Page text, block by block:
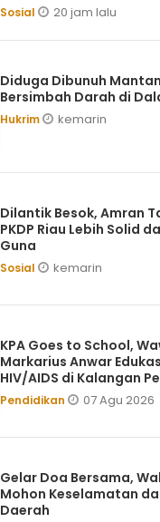
Sosial 20 jam lalu
Diduga Dibunuh
Bersimbah Darah di
Hukrim kemarin
Dilantik Besok, Amran
PKDP Riau Lebih Solid
Guna
Sosial kemarin
KPA Goes to School,
Markarius Anwar
HIV/AIDS di Kalangan
Pendidikan 07 Agu 2026
Gelar Doa Bersama,
Mohon Keselamatan
Daerah